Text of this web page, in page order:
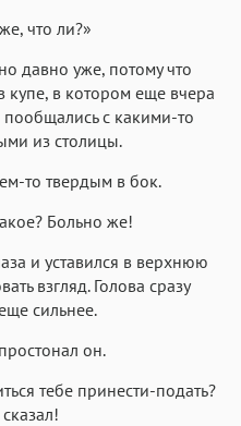
что ли?»
давно уже, потому что
в котором еще вчера
с какими-то
из столицы.
то твердым в бок.
Больно же!
и уставился в верхнюю
взгляд. Голова сразу
сильнее.
он.
тебе принести-подать?
сказал!